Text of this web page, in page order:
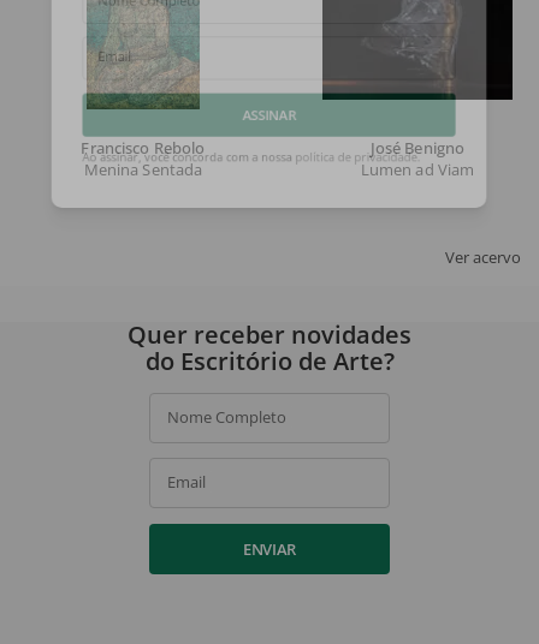
Francisco Rebolo
Menina Sentada
José Benigno
Lumen ad Viam
Ver acervo
Nome Completo
Email
Quer receber novidades
do Escritório de Arte?
Nome Completo
Email
ENVIAR